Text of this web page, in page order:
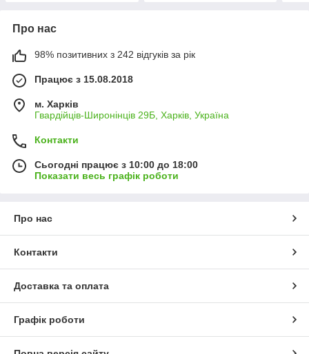
Про нас
98% позитивних з 242 відгуків за рік
Працює з 15.08.2018
м. Харків
Гвардійців-Широнінців 29Б, Харків, Україна
Контакти
Сьогодні працює з 10:00 до 18:00
Показати весь графік роботи
Про нас
Контакти
Доставка та оплата
Графік роботи